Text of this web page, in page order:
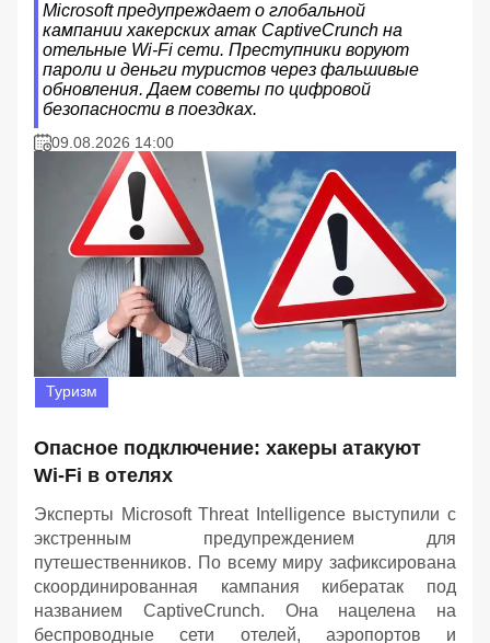
Microsoft предупреждает о глобальной
кампании хакерских атак CaptiveCrunch на
отельные Wi-Fi сети. Преступники воруют
пароли и деньги туристов через фальшивые
обновления. Даем советы по цифровой
безопасности в поездках.
09.08.2026 14:00
Туризм
Опасное подключение: хакеры атакуют
Wi-Fi в отелях
Эксперты Microsoft Threat Intelligence выступили с
экстренным предупреждением для
путешественников. По всему миру зафиксирована
скоординированная кампания кибератак под
названием CaptiveCrunch. Она нацелена на
беспроводные сети отелей, аэропортов и